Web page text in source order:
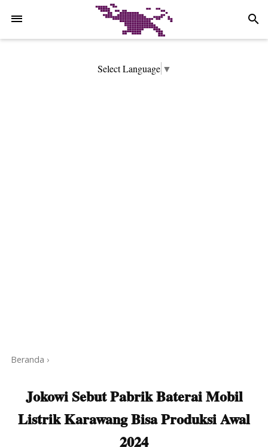
search
Select Language ▼
Beranda ›
Jokowi Sebut Pabrik Baterai Mobil
Listrik Karawang Bisa Produksi Awal
2024